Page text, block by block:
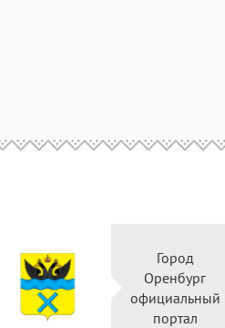
Город
Оренбург
официальный
портал